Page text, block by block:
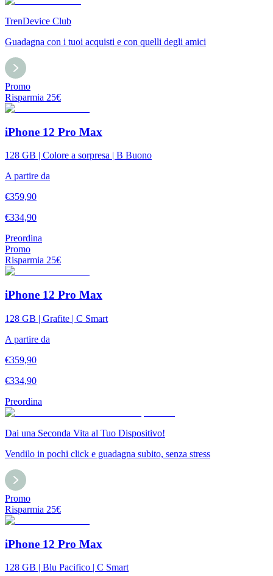
TrenDevice Club
Guadagna con i tuoi acquisti e con quelli degli amici
Promo
Risparmia 25€
iPhone 12 Pro Max
128 GB | Colore a sorpresa | B Buono
A partire da
€359,90
€334,90
Preordina
Promo
Risparmia 25€
iPhone 12 Pro Max
128 GB | Grafite | C Smart
A partire da
€359,90
€334,90
Preordina
Dai una Seconda Vita al Tuo Dispositivo!
Vendilo in pochi click e guadagna subito, senza stress
Promo
Risparmia 25€
iPhone 12 Pro Max
128 GB | Blu Pacifico | C Smart